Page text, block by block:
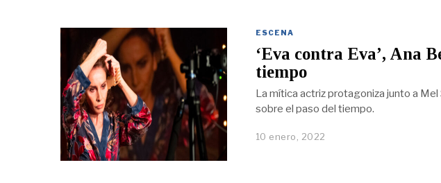
ESCENA
‘Eva contra Eva’, Ana
tiempo
La mítica actriz protagoniza junto a
sobre el paso del tiempo.
10 enero, 2022